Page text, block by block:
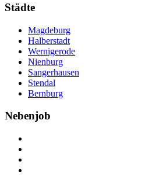
Städte
Magdeburg
Halberstadt
Wernigerode
Nienburg
Sangerhausen
Stendal
Bernburg
Nebenjob